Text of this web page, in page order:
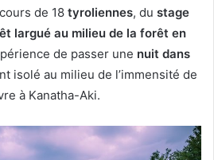
de 18 tyroliennes, du stage
largué au milieu de la forêt en
de passer une nuit dans
isolé au milieu de l’immensité de
à Kanatha-Aki.